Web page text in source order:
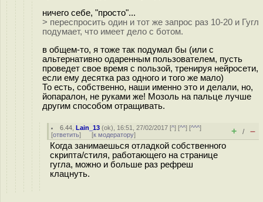
ничего себе, "просто"...
> переспросить один и тот же запрос раз 10-20 и Гугл
подумает, что имеет дело с ботом.
в общем-то, я тоже так подумал бы (или с
альтернативно одаренным пользователем, пусть
проведет свое время с пользой, тренируя нейросети,
если ему десятка раз одного и того же мало)
То есть, собственно, наши именно это и делали, но,
йопаралон, не руками же! Мозоль на пальце лучше
другим способом отращивать.
6.44 ,Lain_13 (ok), 16:51, 27/02/2017 [^] [^^] [^^^]
[ответить] [к модератору] + / –
Когда занимаешься отладкой собственного
скрипта/стиля, работающего на странице
гугла, можно и больше раз рефреш
клацнуть.